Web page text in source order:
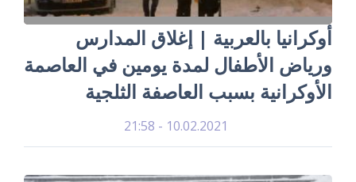
أوكرانيا بالعربية | إغلاق المدارس
ورياض الأطفال لمدة يومين في العاصمة
الأوكرانية بسبب العاصفة الثلجية
10.02.2021 - 21:58